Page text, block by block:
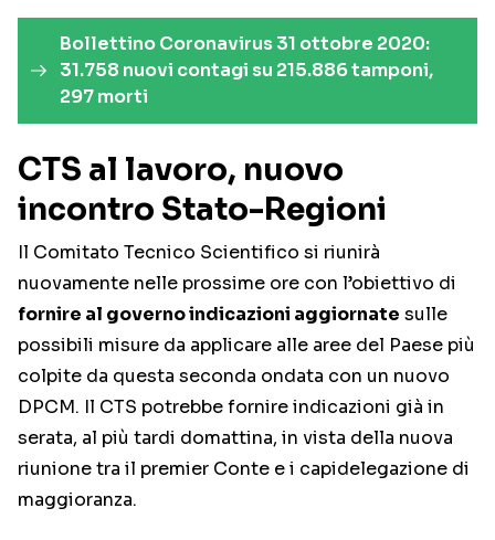
Bollettino Coronavirus 31 ottobre 2020:
31.758 nuovi contagi su 215.886 tamponi,
297 morti
CTS al lavoro, nuovo
incontro Stato-Regioni
Il Comitato Tecnico Scientifico si riunirà
nuovamente nelle prossime ore con l’obiettivo di
fornire al governo indicazioni aggiornate sulle
possibili misure da applicare alle aree del Paese più
colpite da questa seconda ondata con un nuovo
DPCM. Il CTS potrebbe fornire indicazioni già in
serata, al più tardi domattina, in vista della nuova
riunione tra il premier Conte e i capidelegazione di
maggioranza.